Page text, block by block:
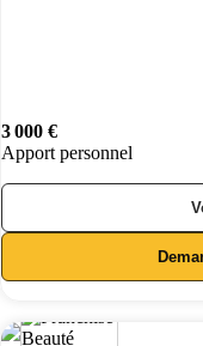
3 000 €
Apport personnel